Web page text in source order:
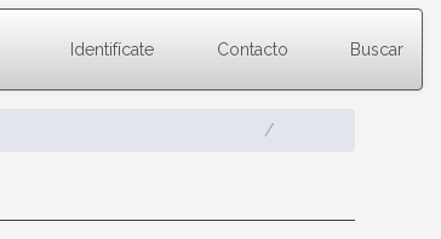
Identifícate Contacto Buscar